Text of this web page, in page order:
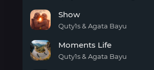
Show
Quty1s & Agata Bayu
Moments Life
Quty1s & Agata Bayu